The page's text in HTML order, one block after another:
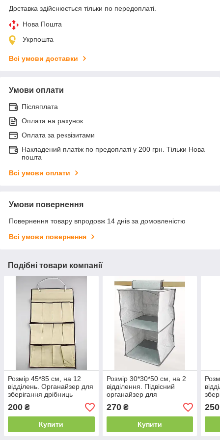
Доставка здійснюється тільки по передоплаті.
Нова Пошта
Укрпошта
Всі умови доставки
Умови оплати
Післяплата
Оплата на рахунок
Оплата за реквізитами
Накладений платіж по предоплаті у 200 грн. Тільки Нова
пошта
Всі умови оплати
Умови повернення
Повернення товару впродовж 14 днів за домовленістю
Всі умови повернення
Подібні товари компанії
Розмір 45*85 см, на 12
відділень. Органайзер для
зберігання дрібниць
бежевого кольору.
200 ₴
Купити
Розмір 30*30*50 см, на 2
відділення. Підвісний
органайзер для
зберігання сірого кольору.
270₴
Купити
250